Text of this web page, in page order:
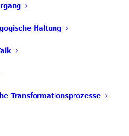
Haltung
Transformationsprozesse
Biennale 2027
SBG – Partnerschule
Neumarkt –
Partnerschule
Biennale 2027